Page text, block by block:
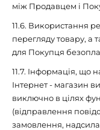
між Продавцем і
11.6. Використання
перегляду товару, а
для Покупця
11.7. Інформація, що
Інтернет - магазин
виключно в цілях
(відправлення
замовлення,